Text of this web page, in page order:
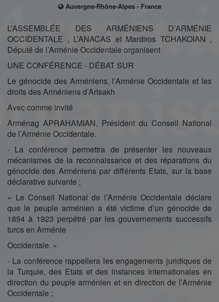
Auvergne-Rhône-Alpes - France
L’ASSEMBLÉE DES ARMÉNIENS D’ARMÉNIE
OCCIDENTALE , L’ANACAS et Mardiros TCHAKOIAN ,
Député de l’Arménie Occidentale organisent
UNE CONFÉRENCE - DÉBAT SUR
Le génocide des Arméniens, l’Arménie Occidentale et les
droits des Arméniens d’Artsakh
Avec comme invité
Arménag APRAHAMIAN, Président du Conseil National
de l’Arménie Occidentale.
- La conférence permettra de présenter les nouveaux
mécanismes de la reconnaissance et des réparations du
génocide des Arméniens par différents Etats, sur la base
déclarative suivante ;
« Le Conseil National de l’Arménie Occidentale déclare
que le peuple arménien a été victime d’un génocide de
1894 à 1923 perpétré par les gouvernements successifs
turcs en Arménie
Occidentale. »
- La conférence rappellera les engagements juridiques de
la Turquie, des Etats et des instances internationales en
direction du peuple arménien et en direction de l’Arménie
Occidentale ;